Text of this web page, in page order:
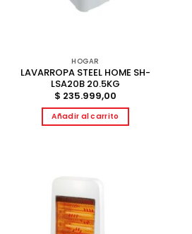
HOGAR
LAVARROPA STEEL HOME SH-
LSA20B 20.5KG
$ 235.999,00
Añadir al carrito